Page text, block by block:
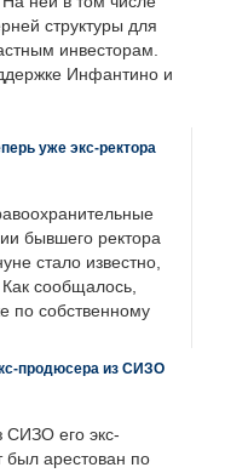
структуры для
инвесторам.
Инфантино и
уже экс-ректора
бывшего ректора
стало известно,
Как сообщалось,
по собственному
продюсера из СИЗО
СИЗО его экс-
был арестован по